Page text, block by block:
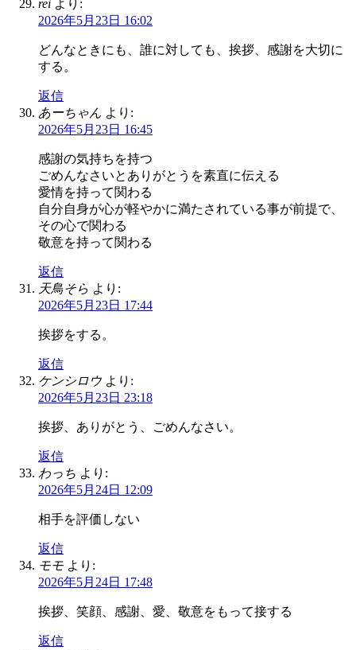
rei より:
2026年5月23日 16:02
どんなときにも、誰に対しても、挨拶、感謝を大切に
する。
返信
あーちゃん より:
2026年5月23日 16:45
感謝の気持ちを持つ
ごめんなさいとありがとうを素直に伝える
愛情を持って関わる
自分自身が心が軽やかに満たされている事が前提で、
その心で関わる
敬意を持って関わる
返信
天鳥そら より:
2026年5月23日 17:44
挨拶をする。
返信
ケンシロウ より:
2026年5月23日 23:18
挨拶、ありがとう、ごめんなさい。
返信
わっち より:
2026年5月24日 12:09
相手を評価しない
返信
モモ より:
2026年5月24日 17:48
挨拶、笑顔、感謝、愛、敬意をもって接する
返信